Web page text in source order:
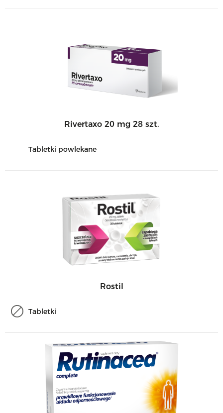
Rivertaxo 20 mg 28 szt.
Tabletki powlekane
Rostil
Tabletki